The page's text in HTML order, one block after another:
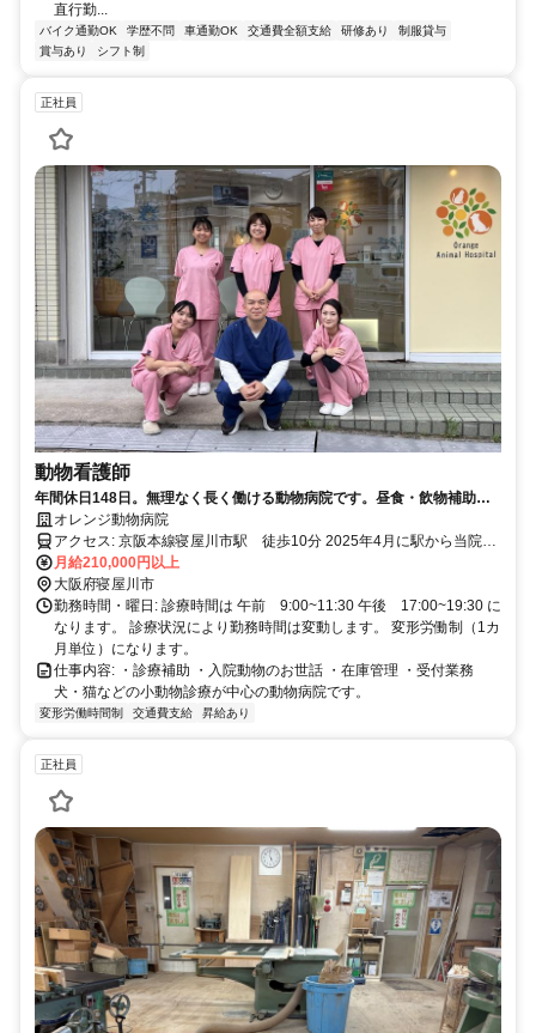
直行勤...
バイク通勤OK 学歴不問 車通勤OK 交通費全額支給 研修あり
制服貸与
賞与あり
シフト制
正社員
動物看護師
年間休日148日。無理なく長く働ける動物病院です。昼食・飲物補助あ
り。住宅補助あり。賞与年2回
オレンジ動物病院
アクセス: 京阪本線寝屋川市駅 徒歩10分 2025年4月に駅から当院ま
での道路が広く整備され通勤しやすくなりました
月給210,000円以上
大阪府寝屋川市
勤務時間・曜日: 診療時間は 午前 9:00~11:30 午後 17:00~19:30 に
なります。 診療状況により勤務時間は変動します。 変形労働制（1カ
月単位）になります。
仕事内容: ・診療補助 ・入院動物のお世話 ・在庫管理 ・受付業務
犬・猫などの小動物診療が中心の動物病院です。
変形労働時間制 交通費支給 昇給あり
正社員